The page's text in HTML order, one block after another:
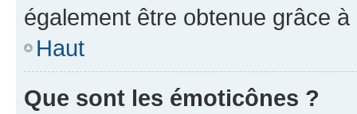
également être obtenue grâce à
Haut
Que sont les émoticônes ?